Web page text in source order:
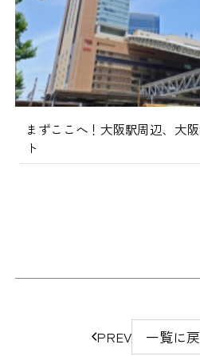
まずここへ！大阪駅周辺、大
ト
PREV 一覧に